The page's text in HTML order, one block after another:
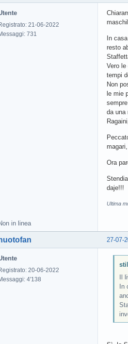
21-06-2022
731
In
resto
Vero
tempi
Non
le mie
da una
Ora
daje!!!
Ultima
in linea
27-07-
20-06-2022
4'138
Il